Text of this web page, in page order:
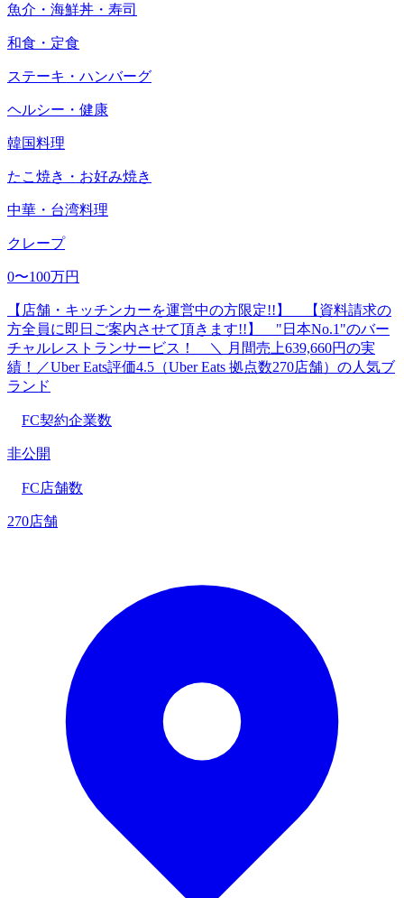
魚介・海鮮丼・寿司
和食・定食
ステーキ・ハンバーグ
ヘルシー・健康
韓国料理
たこ焼き・お好み焼き
中華・台湾料理
クレープ
0〜100万円
【店舗・キッチンカーを運営中の方限定!!】 【資料請求の
方全員に即日ご案内させて頂きます!!】 "日本No.1"のバー
チャルレストランサービス！ ＼ 月間売上639,660円の実
績！／Uber Eats評価4.5（Uber Eats 拠点数270店舗）の人気ブ
ランド
FC契約企業数
非公開
FC店舗数
270店舗